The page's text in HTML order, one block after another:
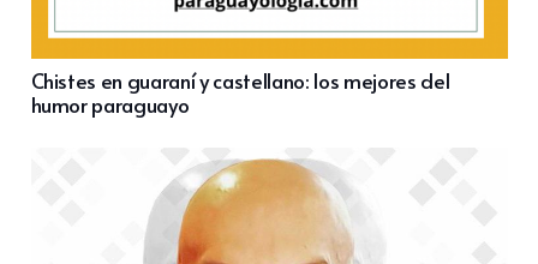
Chistes en guaraní y castellano: los mejores del
humor paraguayo